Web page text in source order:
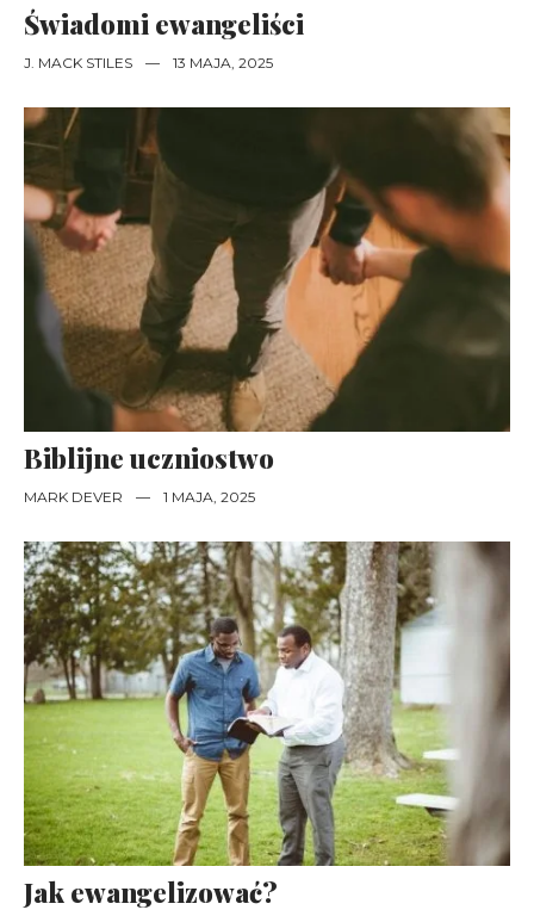
Świadomi ewangeliści
J. MACK STILES — 13 MAJA, 2025
Biblijne uczniostwo
MARK DEVER — 1 MAJA, 2025
Jak ewangelizować?